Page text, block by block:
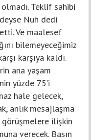
Teklif sahibi
Nuh dedi
Ve maalesef
bilemeyeceğimiz
karşıya kaldı.
ana yaşam
yüzde 75’i
hale gelecek,
anlık mesajlaşma
ilişkin
verecek. Basın